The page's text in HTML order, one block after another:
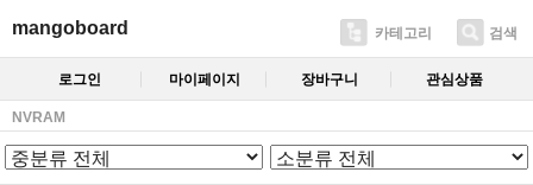
mangoboard 카테고리 검색
로그인 마이페이지 장바구니 관심상품
NVRAM